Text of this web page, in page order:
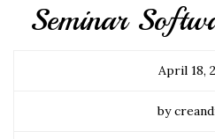
Seminar
April 18,
by